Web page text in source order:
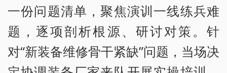
一份问题清单，聚焦演训一线练兵难
题，逐项剖析根源、研讨对策。针
对“新装备维修骨干紧缺”问题，当场决